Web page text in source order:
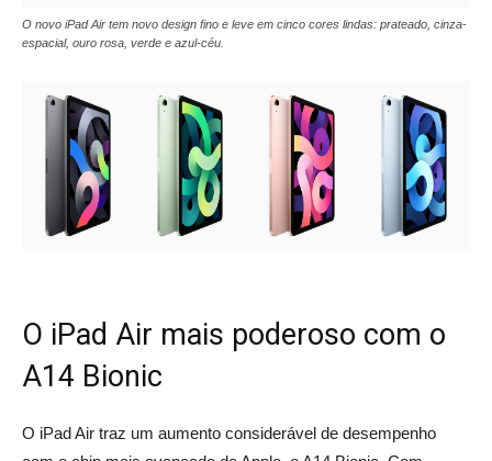
O novo iPad Air tem novo design fino e leve em cinco cores lindas: prateado, cinza-
espacial, ouro rosa, verde e azul-céu.
O iPad Air mais poderoso com o
A14 Bionic
O iPad Air traz um aumento considerável de desempenho